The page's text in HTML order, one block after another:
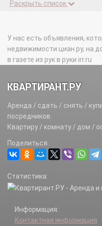
Алферово д.
Бавыкино д.
Баранцево д.
Бегичево д.
Березенки д.
Березки п.
Бершово д.
Богдановка д.
Большое Петровское д.
Булгаково д.
Булычево д.
Васино д.
Васькино п.
Ваулово д.
Венюково д.
Раскрыть список
У нас есть объявления,
недвижимости циан.ру, на
в газете из рук в руки irr.ru
КВАРТИРАНТ.РУ
Аренда / сдать / снять /
посредников.
Квартиру / комнату / дом /
Поделиться:
Статистика:
Информация:
Контактная информация